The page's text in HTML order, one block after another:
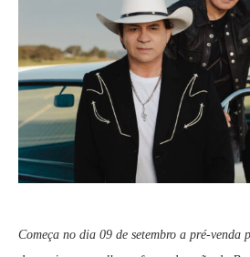
Começa no dia 09 de setembro a pré-venda